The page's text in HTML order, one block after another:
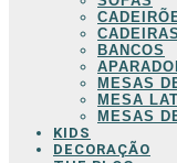
CADEIRAS
BANCOS
MESAS
MESA
MESAS
KIDS
DECORAÇÃO